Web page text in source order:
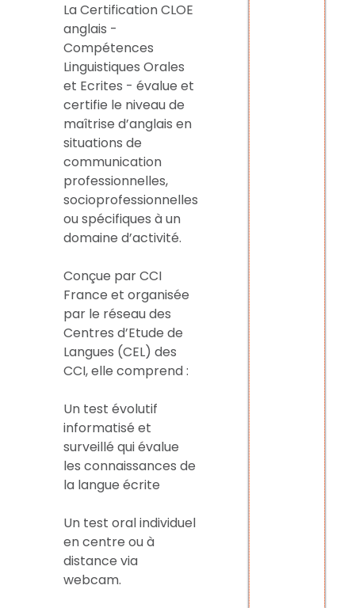
La Certification CLOE
anglais -
Compétences
Linguistiques Orales
et Ecrites - évalue et
certifie le niveau de
maîtrise d’anglais en
situations de
communication
professionnelles,
socioprofessionnelles
ou spécifiques à un
domaine d’activité.
Conçue par CCI
France et organisée
par le réseau des
Centres d’Etude de
Langues (CEL) des
CCI, elle comprend :
Un test évolutif
informatisé et
surveillé qui évalue
les connaissances de
la langue écrite
Un test oral individuel
en centre ou à
distance via
webcam.